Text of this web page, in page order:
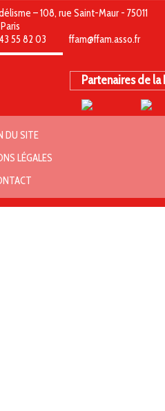
– 108, rue Saint-Maur - 75011
Paris
43 55 82 03 ffam@ffam.asso.fr
Partenaires de la
DU SITE
LÉGALES